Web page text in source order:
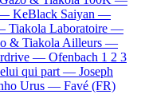
— KeBlack Saiyan —
Tiakola Laboratoire —
& Tiakola Ailleurs —
— Ofenbach 1 2 3
qui part — Joseph
Urus — Favé (FR)